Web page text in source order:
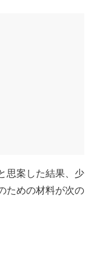
思案した結果、少
ための材料が次の